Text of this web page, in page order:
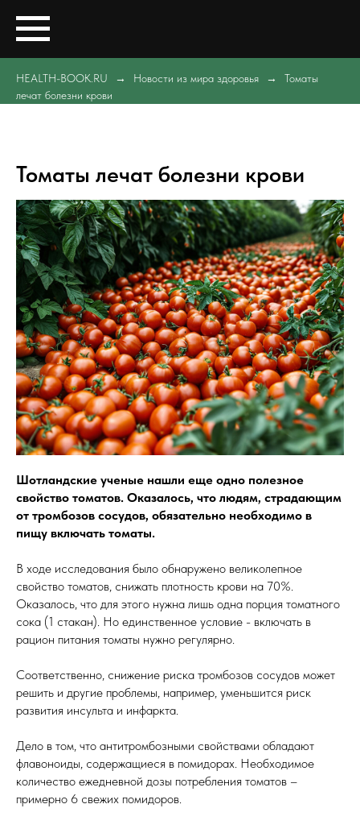
HEALTH-BOOK.RU Новости из мира здоровья
Томаты
лечат болезни крови
Томаты лечат болезни крови
Шотландские ученые нашли еще одно полезное
свойство томатов. Оказалось, что людям, страдающим
от тромбозов сосудов, обязательно необходимо в
пищу включать томаты.
В ходе исследования было обнаружено великолепное
свойство томатов, снижать плотность крови на 70%.
Оказалось, что для этого нужна лишь одна порция томатного
сока (1 стакан). Но единственное условие - включать в
рацион питания томаты нужно регулярно.
Соответственно, снижение риска тромбозов сосудов может
решить и другие проблемы, например, уменьшится риск
развития инсульта и инфаркта.
Дело в том, что антитромбозными свойствами обладают
флавоноиды, содержащиеся в помидорах. Необходимое
количество ежедневной дозы потребления томатов –
примерно 6 свежих помидоров.